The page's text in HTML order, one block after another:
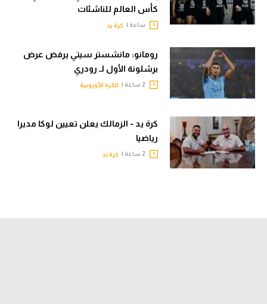
كأس العالم للناشئات
ساعة | كرة يد
رومانو: مانشستر سيتي يرفض عرض
برشلونة الأول لـ رودري
الكرة الأوروبية
كرة يد - الزمالك يعلن تعيين لوكا مديرا
رياضيا
كرة يد